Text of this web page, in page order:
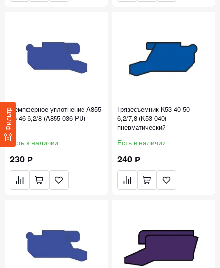
ФильтрДемпферное уплотнение A855
36-46-6,2/8 (A855-036 PU)
Есть в наличии
230 Р
Грязесъемник K53 40-50-
6,2/7,8 (K53-040)
пневматический
Есть в наличии
240 Р